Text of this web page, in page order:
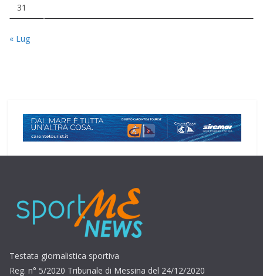
31
« Lug
Testata giornalistica sportiva
Reg. n° 5/2020 Tribunale di Messina del 24/12/2020